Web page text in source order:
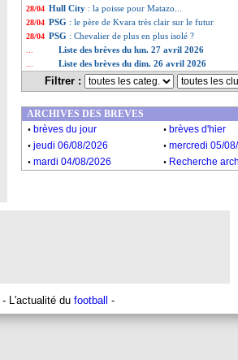
28/04 Hull City : la poisse pour Matazo...
28/04 PSG : le père de Kvara très clair sur le futur
28/04 PSG : Chevalier de plus en plus isolé ?
Liste des brèves du lun. 27 avril 2026
Liste des brèves du dim. 26 avril 2026
Filtrer :
ARCHIVES DES BREVES
. brèves du jour . brèves d'hier
. jeudi 06/08/2026 . mercredi 05/
. mardi 04/08/2026 . Recherche
- L'actualité du football -